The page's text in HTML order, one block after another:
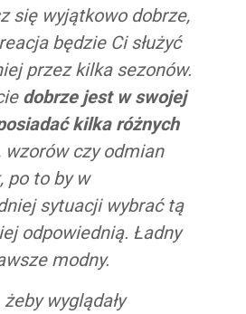
się wyjątkowo dobrze,
będzie Ci służyć
przez kilka sezonów.
dobrze jest w swojej
kilka różnych
wzorów czy odmian
po to by w
sytuacji wybrać tą
odpowiednią. Ładny
modny.
żeby wyglądały